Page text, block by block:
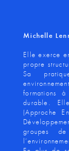
Michelle
Elle exerce
propre
Sa
formations
durable.
(Approche
groupes